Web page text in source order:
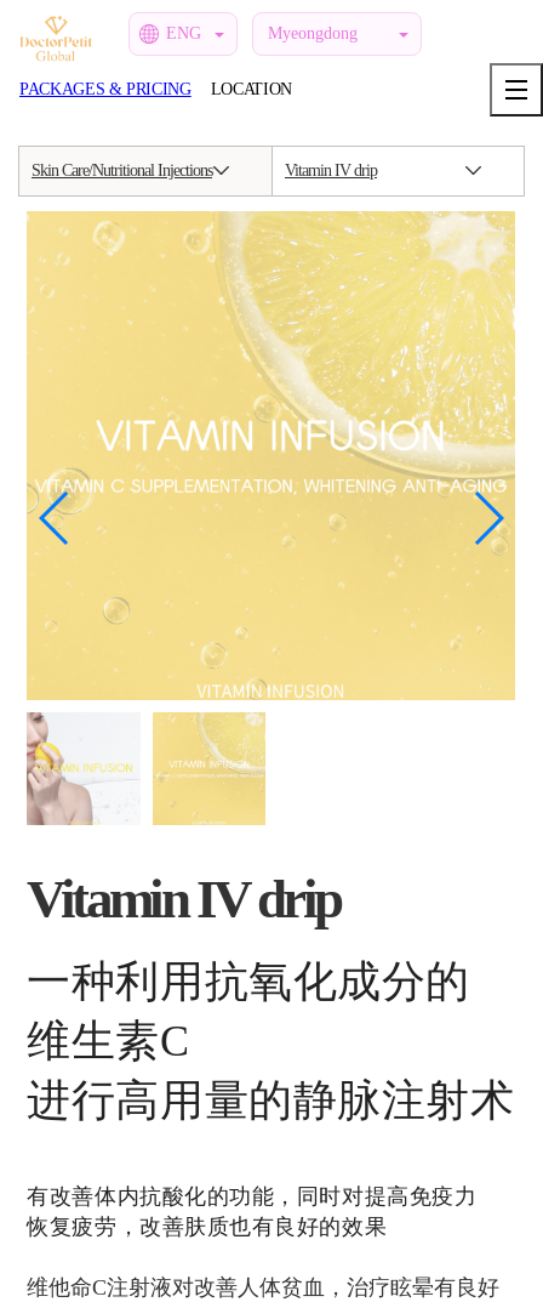
ENG Myeongdong
PACKAGES & PRICING LOCATION
Skin Care/Nutritional Injections Vitamin IV drip
Vitamin IV drip
一种利用抗氧化成分的
维生素C
进行高用量的静脉注射术
有改善体内抗酸化的功能，同时对提高免疫力
恢复疲劳，改善肤质也有良好的效果
维他命C注射液对改善人体贫血，治疗眩晕有良好